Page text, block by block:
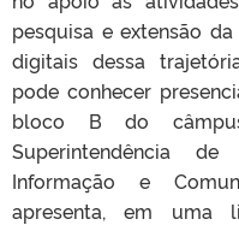
pesquisa e extensão
digitais dessa
pode conhecer
bloco B do
Superintendência
Informação e
apresenta, em uma